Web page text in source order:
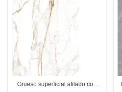
Grueso superficial afilado con